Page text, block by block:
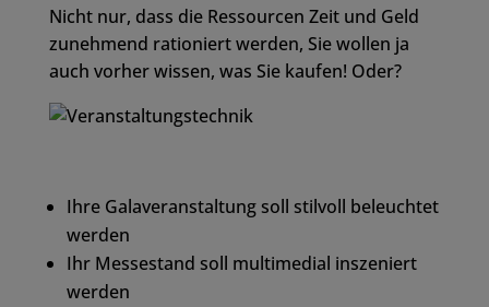
Nicht nur, dass die Ressourcen Zeit und Geld
zunehmend rationiert werden, Sie wollen ja
auch vorher wissen, was Sie kaufen! Oder?
Ihre Galaveranstaltung soll stilvoll beleuchtet
werden
Ihr Messestand soll multimedial inszeniert
werden